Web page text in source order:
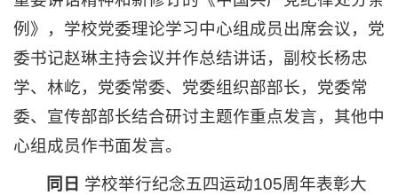
例》，学校党委理论学习中心组成员出席会议，党
委书记赵琳主持会议并作总结讲话，副校长杨忠
学、林屹，党委常委、党委组织部部长，党委常
委、宣传部部长结合研讨主题作重点发言，其他中
心组成员作书面发言。
同日 学校举行纪念五四运动105周年表彰大